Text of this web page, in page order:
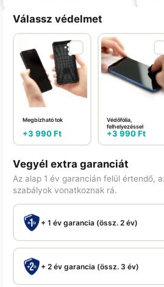
Válassz védelmet
Megbízható tok
+3 990Ft
Védőfólia,
felhelyezéssel
+3 990Ft
Vegyél extra garanciát
Az alap 1 év garancián felül értendő,
szabályok vonatkoznak rá.
+ 1 év garancia (össz. 2 év)
+ 2 év garancia (össz. 3 év)